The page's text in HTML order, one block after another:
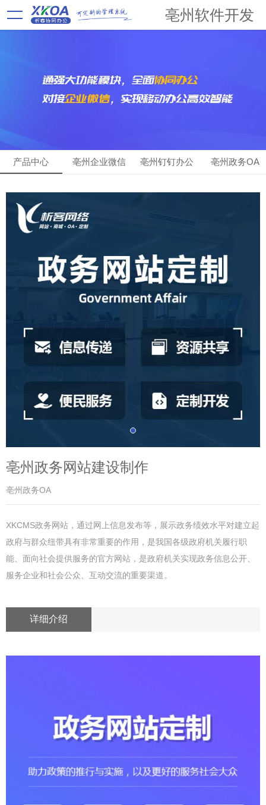
亳州软件开发
产品中心 亳州企业微信 亳州钉钉办公 亳州政务OA
亳州政务网站建设制作
亳州政务OA
XKCMS政务网站，通过网上信息发布等，展示政务绩效水平对建立起
政府与群众纽带具有非常重要的作用，是我国各级政府机关履行职
能、面向社会提供服务的官方网站，是政府机关实现政务信息公开、
服务企业和社会公众、互动交流的重要渠道。
详细介绍